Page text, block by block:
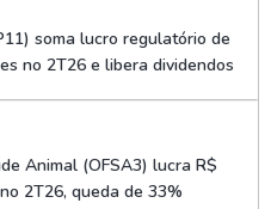
soma lucro regulatório de
no 2T26 e libera dividendos
Animal (OFSA3) lucra R$
2T26, queda de 33%